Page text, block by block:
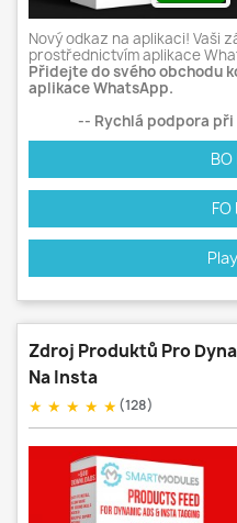
Nový odkaz na aplikaci! Vaši
prostřednictvím aplikace
Přidejte do svého obchodu
aplikace WhatsApp.
-- Rychlá podpora
BO
FO
Zdroj Produktů Pro
Na Insta
★ ★ ★ ★ ★(128)